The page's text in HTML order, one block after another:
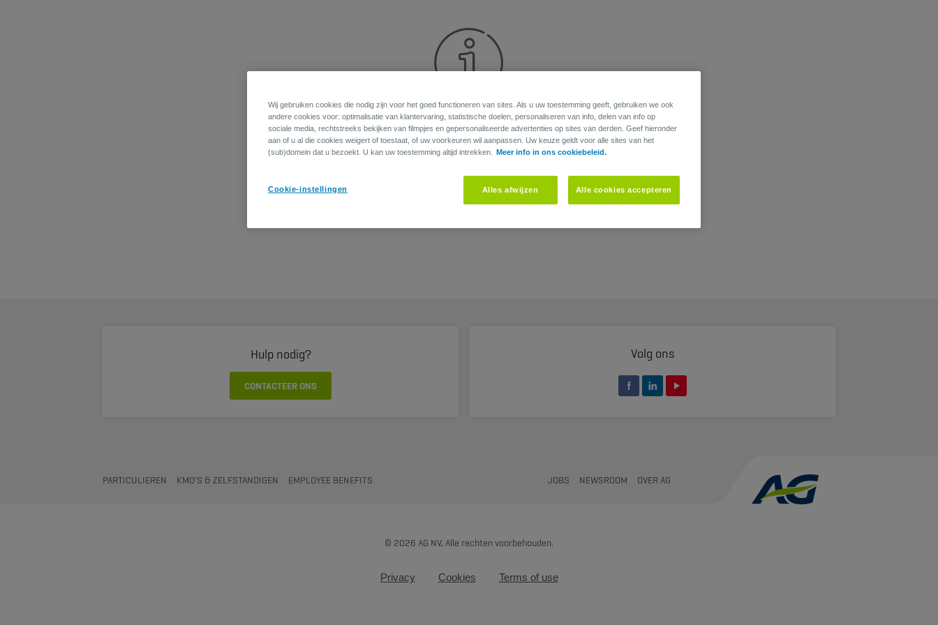
Sorry
Neem contact op met je makelaar om meer info te krijgen.
Hulp nodig?
CONTACTEER ONS
Volg ons
PARTICULIEREN KMO'S & ZELFSTANDIGEN EMPLOYEE BENEFITS JOBS NEWSROOM OVER AG
Privacy Cookies Terms of use
© 2026 AG NV, Alle rechten voorbehouden.
Wij gebruiken cookies die nodig zijn voor het goed functioneren van sites. Als u uw toestemming geeft, gebruiken we ook
andere cookies voor: optimalisatie van klantervaring, statistische doelen, personaliseren van info, delen van info op
sociale media, rechtstreeks bekijken van filmpjes en gepersonaliseerde advertenties op sites van derden. Geef hieronder
aan of u al die cookies weigert of toestaat, of uw voorkeuren wil aanpassen. Uw keuze geldt voor alle sites van het
(sub)domein dat u bezoekt. U kan uw toestemming altijd intrekken.
Meer info in ons cookiebeleid.
Cookie-instellingen Alles afwijzen Alle cookies accepteren